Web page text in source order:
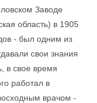
Заводе
область) в 1905
- был одним из
свои знания
в свое время
работал в
врачом -